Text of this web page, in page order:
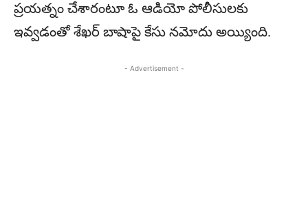
ప్రయత్నం చేశారంటూ ఓ ఆడియో పోలీసులకు
ఇవ్వడంతో శేఖర్‌ బాషాపై కేసు నమోదు అయ్యింది.
- Advertisement -